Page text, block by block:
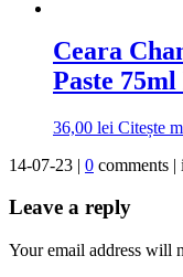
Ceara
Paste
36,00 lei Citește
14-07-23 | 0 comments |
Leave a reply
Your email address will